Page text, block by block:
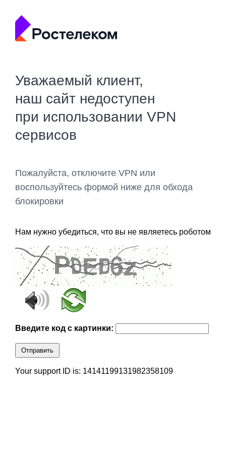
Уважаемый клиент,
наш сайт недоступен
при использовании VPN
сервисов
Пожалуйста, отключите VPN или
воспользуйтесь формой ниже для обхода
блокировки
Нам нужно убедиться, что вы не являетесь роботом
Введите код с картинки:
Отправить
Your support ID is: 14141199131982358109